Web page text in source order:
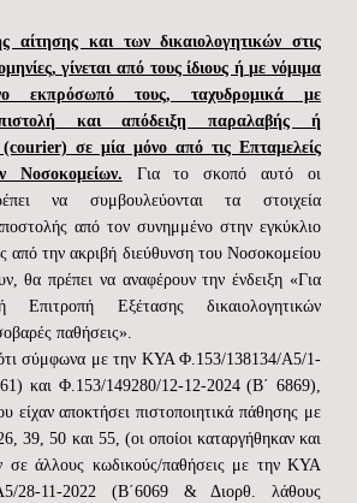
αίτησης και των δικαιολογητικών στις
γίνεται από τους ίδιους ή με νόμιμα
εκπρόσωπό τους, ταχυδρομικά με
και απόδειξη παραλαβής ή
σε μία μόνο από τις Επταμελείς
Νοσοκομείων. Για το σκοπό αυτό οι
να συμβουλεύονται τα στοιχεία
από τον συνημμένο στην εγκύκλιο
από την ακριβή διεύθυνση του Νοσοκομείου
θα πρέπει να αναφέρουν την ένδειξη «Για
Επιτροπή Εξέτασης δικαιολογητικών
παθήσεις».
ότι σύμφωνα με την ΚΥΑ Φ.153/138134/Α5/1-
και Φ.153/149280/12-12-2024 (Β΄ 6869),
είχαν αποκτήσει πιστοποιητικά πάθησης με
39, 50 και 55, (οι οποίοι καταργήθηκαν και
σε άλλους κωδικούς/παθήσεις με την ΚΥΑ
28-11-2022 (Β΄6069 & Διορθ. λάθους